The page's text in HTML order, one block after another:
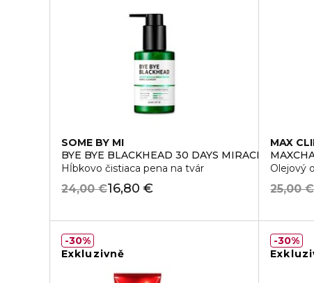
SOME BY MI
BYE BYE BLACKHEAD 30 DAYS MIRACLE GREEN
Hĺbkovo čistiaca pena na tvár
16,80 €
24,00 €
MAX
Olejový
25,00 €
Exkluzivně
30%
30%